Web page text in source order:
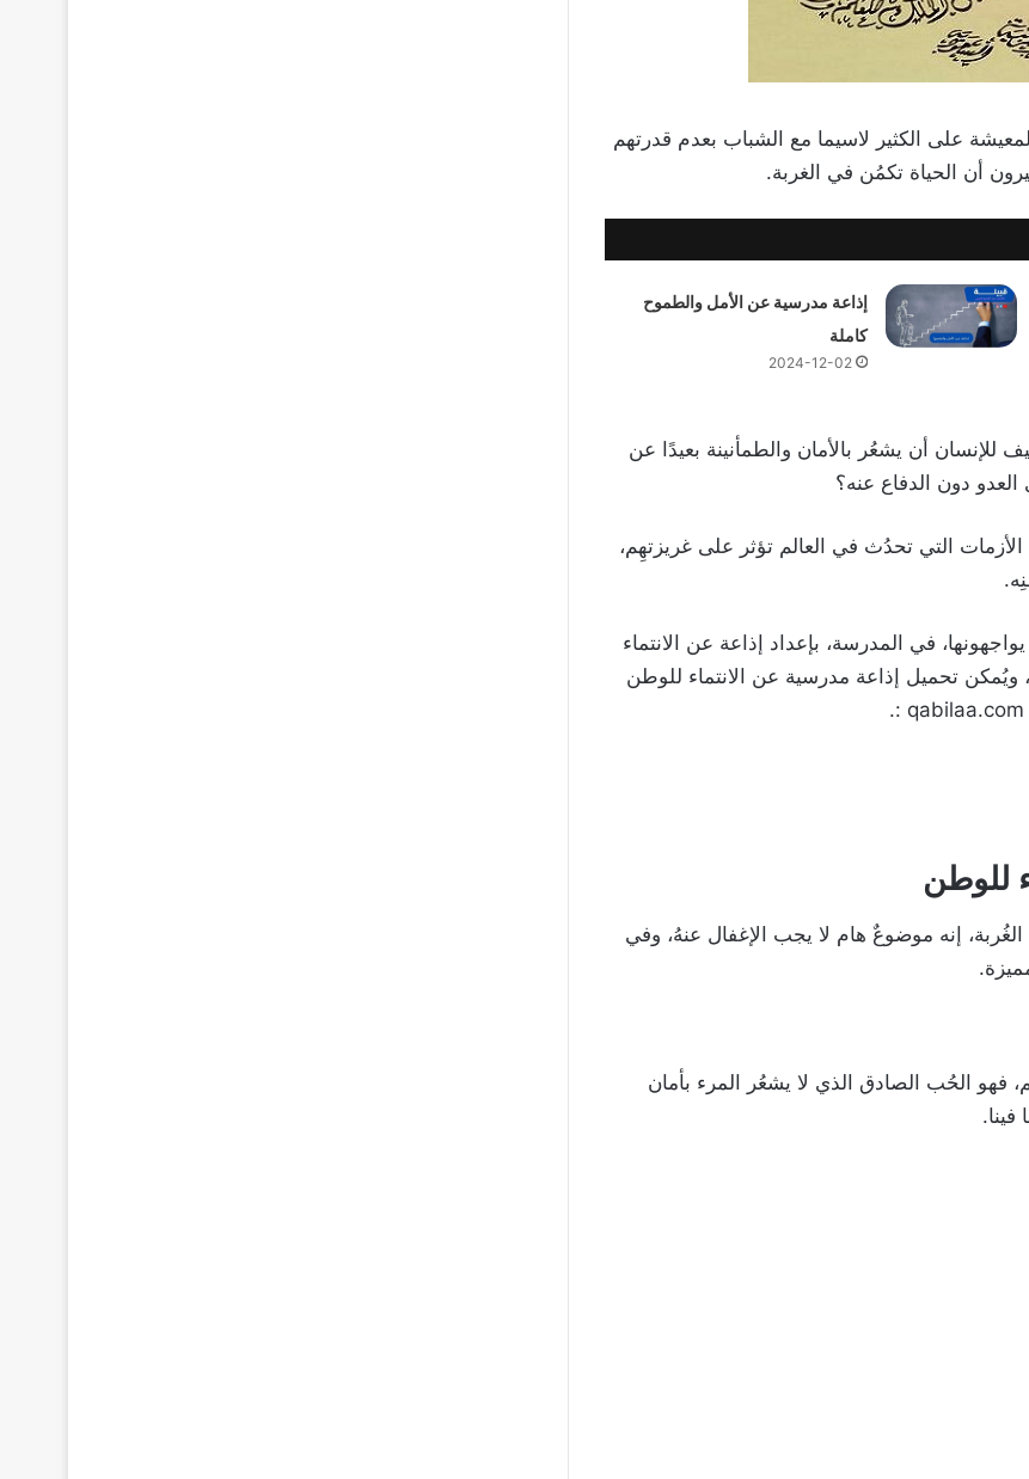
على الكثير لاسيما مع الشباب بعدم قدرتهم
أن الحياة تكمُن في الغربة.
إذاعة مدرسية عن الأمل والطموح
كاملة
2024-12-02
للإنسان أن يشعُر بالأمان والطمأنينة بعيدًا عن
دون الدفاع عنه؟
التي تحدُث في العالم تؤثر على غريزتهِم،
في المدرسة، بإعداد إذاعة عن الانتماء
ويُمكن تحميل إذاعة مدرسية عن الانتماء للوطن
للوطن
إنه موضوعٌ هام لا يجب الإغفال عنهُ، وفي
الحُب الصادق الذي لا يشعُر المرء بأمان